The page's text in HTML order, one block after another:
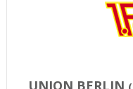
UNION BERLIN (